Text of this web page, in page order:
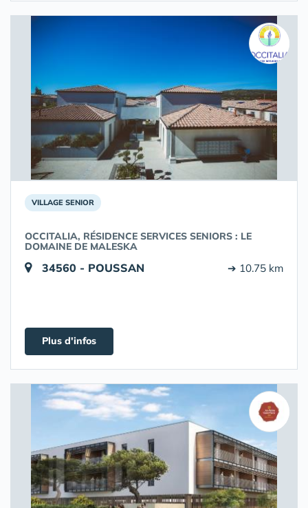
VILLAGE SENIOR
OCCITALIA, RÉSIDENCE SERVICES SENIORS : LE
DOMAINE DE MALESKA
34560 - POUSSAN ➔ 10.75 km
Plus d'infos